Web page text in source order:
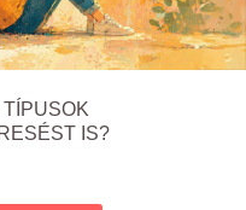
IS?